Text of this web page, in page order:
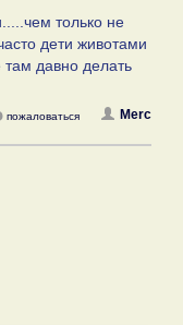
только не
дети животами
давно делать
Merc
пожаловаться